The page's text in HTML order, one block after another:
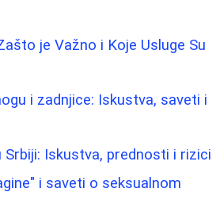
je Važno i Koje Usluge Su
i zadnjice: Iskustva, saveti i
Iskustva, prednosti i rizici
i saveti o seksualnom